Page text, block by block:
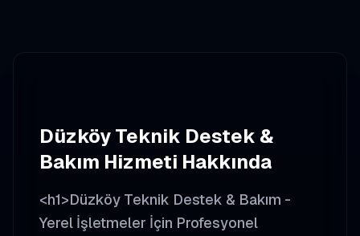
DüzköyTeknik Destek &
Bakım Hizmeti Hakkında
<h1>Düzköy Teknik Destek & Bakım -
Yerel İşletmeler İçin Profesyonel